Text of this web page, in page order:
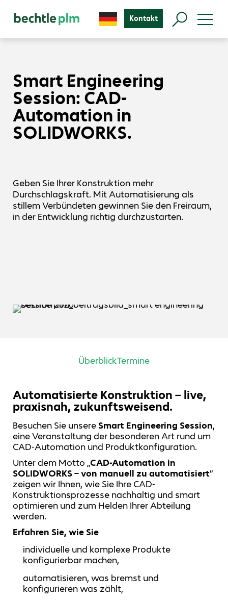
Kontakt
Smart Engineering
Session: CAD-
Automation in
SOLIDWORKS.
Geben Sie Ihrer Konstruktion mehr
Durchschlagskraft. Mit Automatisierung als
stillem Verbündeten gewinnen Sie den Freiraum,
in der Entwicklung richtig durchzustarten.
ÜberblickTermine
Automatisierte Konstruktion – live,
praxisnah, zukunftsweisend.
Besuchen Sie unsere Smart Engineering Session,
eine Veranstaltung der besonderen Art rund um
CAD‑Automation und Produktkonfiguration.
Unter dem Motto „CAD-Automation in
SOLIDWORKS – von manuell zu automatisiert“
zeigen wir Ihnen, wie Sie Ihre CAD-
Konstruktionsprozesse nachhaltig und smart
optimieren und zum Helden Ihrer Abteilung
werden.
Erfahren Sie, wie Sie
individuelle und komplexe Produkte
konfigurierbar machen,
automatisieren, was bremst und
konfigurieren was zählt,